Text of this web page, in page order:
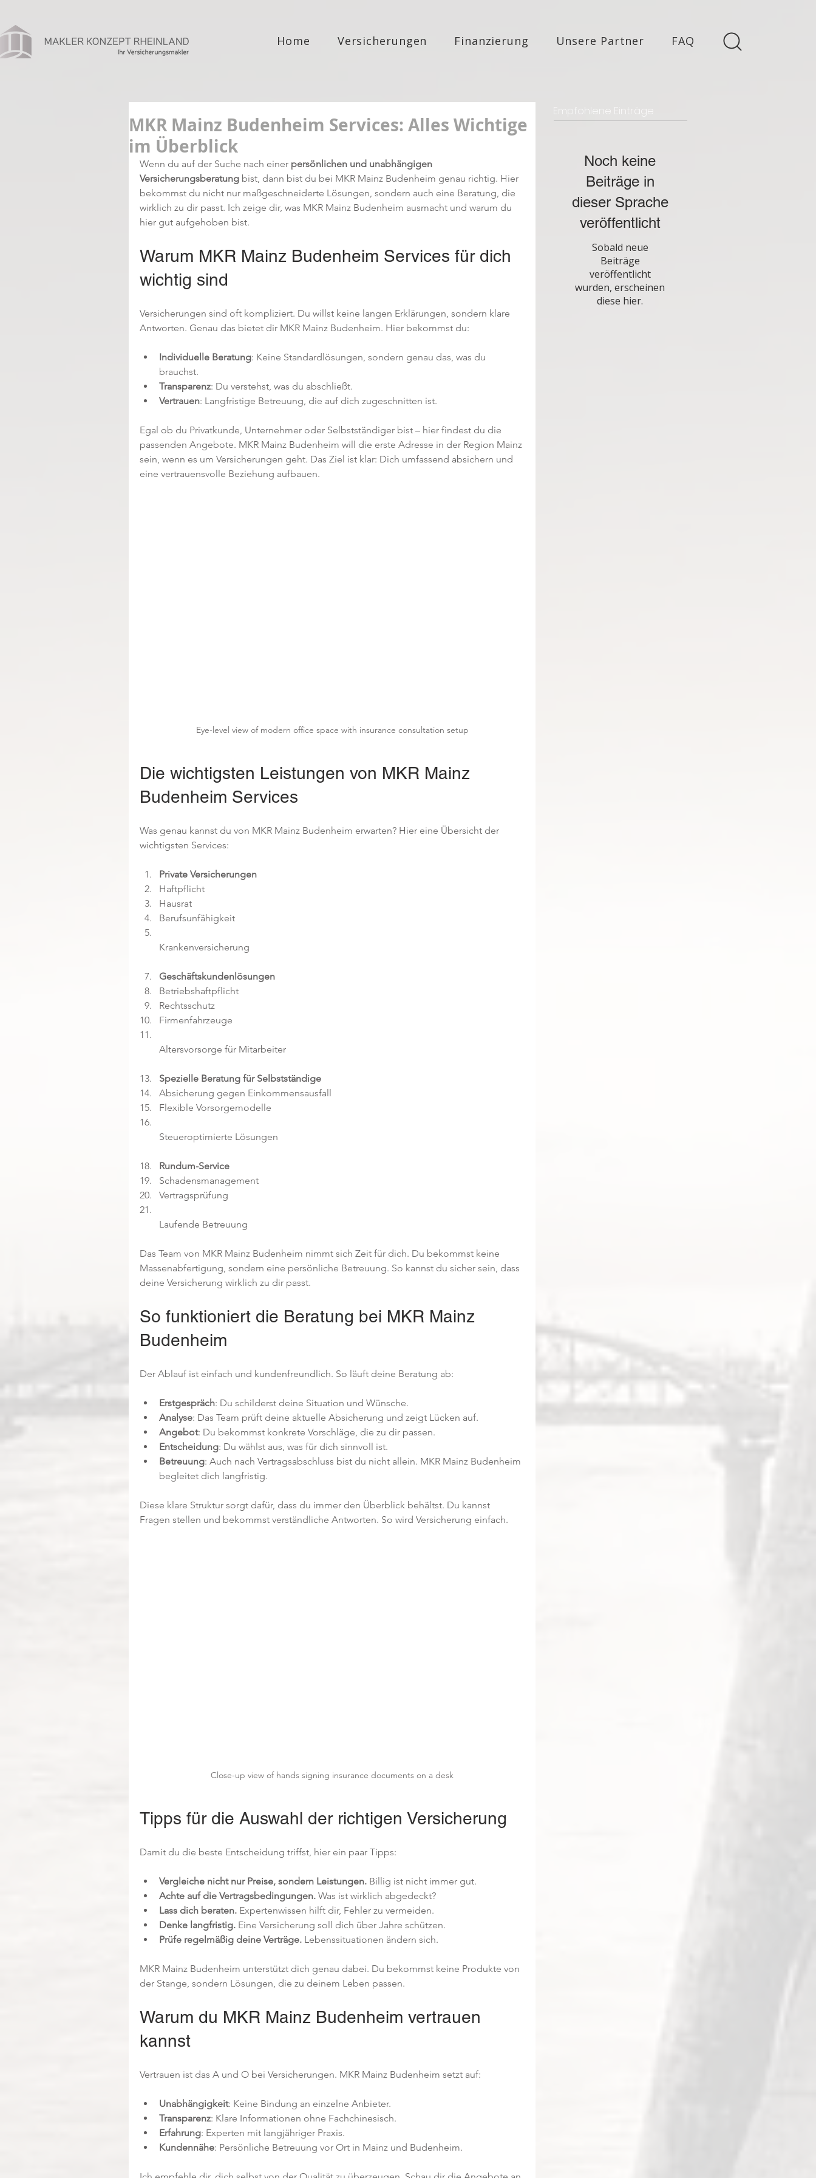
Home Versicherungen Finanzierung Unsere Partner FAQ
MKR Mainz Budenheim Services: Alles Wichtige
im Überblick
Wenn du auf der Suche nach einer persönlichen und unabhängigen
Versicherungsberatung bist, dann bist du bei MKR Mainz Budenheim genau richtig. Hier
bekommst du nicht nur maßgeschneiderte Lösungen, sondern auch eine Beratung, die
wirklich zu dir passt. Ich zeige dir, was MKR Mainz Budenheim ausmacht und warum du
hier gut aufgehoben bist.
Warum MKR Mainz Budenheim Services für dich
wichtig sind
Versicherungen sind oft kompliziert. Du willst keine langen Erklärungen, sondern klare
Antworten. Genau das bietet dir MKR Mainz Budenheim. Hier bekommst du:
Individuelle Beratung: Keine Standardlösungen, sondern genau das, was du
brauchst.
Transparenz: Du verstehst, was du abschließt.
Vertrauen: Langfristige Betreuung, die auf dich zugeschnitten ist.
Egal ob du Privatkunde, Unternehmer oder Selbstständiger bist – hier findest du die
passenden Angebote. MKR Mainz Budenheim will die erste Adresse in der Region Mainz
sein, wenn es um Versicherungen geht. Das Ziel ist klar: Dich umfassend absichern und
eine vertrauensvolle Beziehung aufbauen.
Eye-level view of modern office space with insurance consultation setup
Die wichtigsten Leistungen von MKR Mainz
Budenheim Services
Was genau kannst du von MKR Mainz Budenheim erwarten? Hier eine Übersicht der
wichtigsten Services:
Private Versicherungen
Haftpflicht
Hausrat
Berufsunfähigkeit
Krankenversicherung
Geschäftskundenlösungen
Betriebshaftpflicht
Rechtsschutz
Firmenfahrzeuge
Altersvorsorge für Mitarbeiter
Spezielle Beratung für Selbstständige
Absicherung gegen Einkommensausfall
Flexible Vorsorgemodelle
Steueroptimierte Lösungen
Rundum-Service
Schadensmanagement
Vertragsprüfung
Laufende Betreuung
Das Team von MKR Mainz Budenheim nimmt sich Zeit für dich. Du bekommst keine
Massenabfertigung, sondern eine persönliche Betreuung. So kannst du sicher sein, dass
deine Versicherung wirklich zu dir passt.
So funktioniert die Beratung bei MKR Mainz
Budenheim
Der Ablauf ist einfach und kundenfreundlich. So läuft deine Beratung ab:
Erstgespräch: Du schilderst deine Situation und Wünsche.
Analyse: Das Team prüft deine aktuelle Absicherung und zeigt Lücken auf.
Angebot: Du bekommst konkrete Vorschläge, die zu dir passen.
Entscheidung: Du wählst aus, was für dich sinnvoll ist.
Betreuung: Auch nach Vertragsabschluss bist du nicht allein. MKR Mainz Budenheim
begleitet dich langfristig.
Diese klare Struktur sorgt dafür, dass du immer den Überblick behältst. Du kannst
Fragen stellen und bekommst verständliche Antworten. So wird Versicherung einfach.
Close-up view of hands signing insurance documents on a desk
Tipps für die Auswahl der richtigen Versicherung
Damit du die beste Entscheidung triffst, hier ein paar Tipps:
Vergleiche nicht nur Preise, sondern Leistungen. Billig ist nicht immer gut.
Achte auf die Vertragsbedingungen. Was ist wirklich abgedeckt?
Lass dich beraten. Expertenwissen hilft dir, Fehler zu vermeiden.
Denke langfristig. Eine Versicherung soll dich über Jahre schützen.
Prüfe regelmäßig deine Verträge. Lebenssituationen ändern sich.
MKR Mainz Budenheim unterstützt dich genau dabei. Du bekommst keine Produkte von
der Stange, sondern Lösungen, die zu deinem Leben passen.
Warum du MKR Mainz Budenheim vertrauen
kannst
Vertrauen ist das A und O bei Versicherungen. MKR Mainz Budenheim setzt auf:
Unabhängigkeit: Keine Bindung an einzelne Anbieter.
Transparenz: Klare Informationen ohne Fachchinesisch.
Erfahrung: Experten mit langjähriger Praxis.
Kundennähe: Persönliche Betreuung vor Ort in Mainz und Budenheim.
Empfohlene Einträge
Noch keine
Beiträge in
dieser Sprache
veröffentlicht
Sobald neue
Beiträge
veröffentlicht
wurden, erscheinen
diese hier.